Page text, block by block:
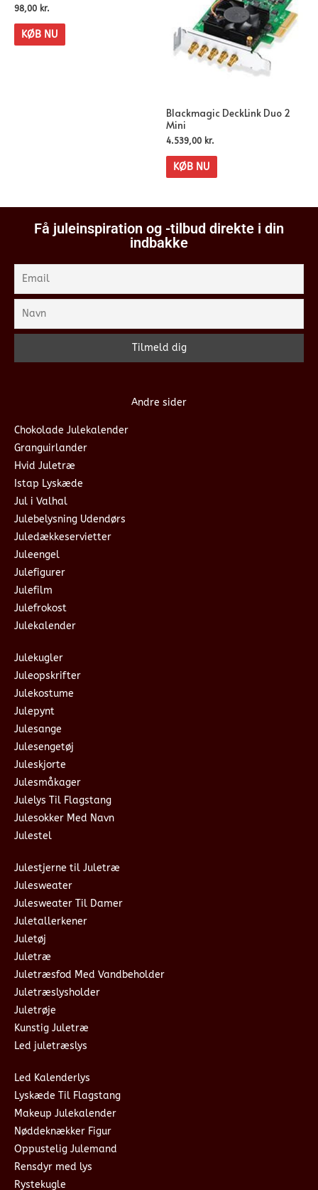
98,00 kr.
KØB NU
Blackmagic DeckLink Duo 2
Mini
4.539,00 kr.
KØB NU
Få juleinspiration og -tilbud direkte i din
indbakke
Andre sider
Chokolade Julekalender
Granguirlander
Hvid Juletræ
Istap Lyskæde
Jul i Valhal
Julebelysning Udendørs
Juledækkeservietter
Juleengel
Julefigurer
Julefilm
Julefrokost
Julekalender
Julekugler
Juleopskrifter
Julekostume
Julepynt
Julesange
Julesengetøj
Juleskjorte
Julesmåkager
Julelys Til Flagstang
Julesokker Med Navn
Julestel
Julestjerne til Juletræ
Julesweater
Julesweater Til Damer
Juletallerkener
Juletøj
Juletræ
Juletræsfod Med Vandbeholder
Juletræslysholder
Juletrøje
Kunstig Juletræ
Led juletræslys
Led Kalenderlys
Lyskæde Til Flagstang
Makeup Julekalender
Nøddeknækker Figur
Oppustelig Julemand
Rensdyr med lys
Rystekugle